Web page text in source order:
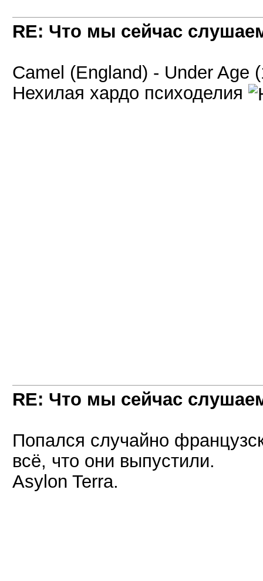
RE: Что мы сейчас
Camel (England) - Under Age
Нехилая хардо психоделия
RE: Что мы сейчас
Попался случайно
всё, что они выпустили.
Asylon Terra.